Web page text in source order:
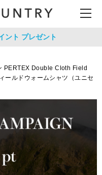
ント プレゼント
PERTEX Double Cloth Field
ールドウォームシャツ（ユニセ